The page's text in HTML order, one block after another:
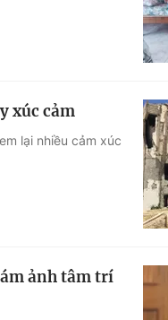
mai
xúc cảm
lại nhiều cảm xúc
ảnh tâm trí